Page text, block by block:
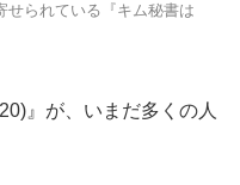
せられている『キム秘書は
』が、いまだ多くの人